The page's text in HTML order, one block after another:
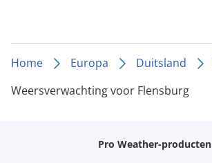
Home Europa Duitsland
Weersverwachting voor Flensburg
Pro Weather-producten